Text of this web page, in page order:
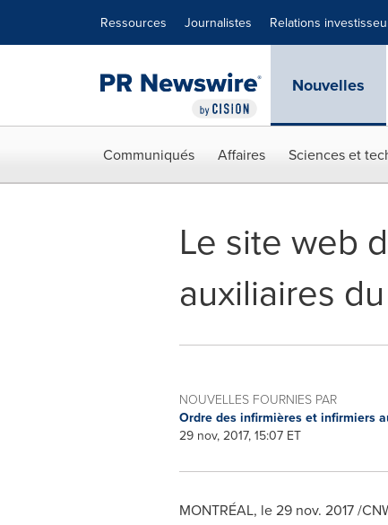
Ressources Journalistes Relations
Nouvelles
Communiqués Affaires Sciences et
Le site web
auxiliaires
NOUVELLES FOURNIES PAR
Ordre des infirmières et infirmiers
29 nov, 2017, 15:07 ET
MONTRÉAL, le29 nov. 2017/